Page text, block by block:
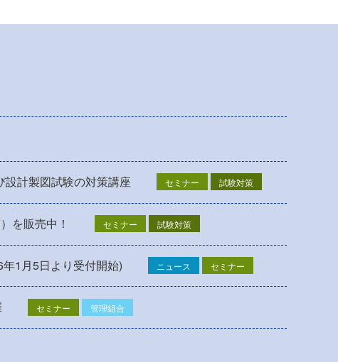
設計製図試験の対策講座 セミナー 試験対策
を販売中！ セミナー 試験対策
1月5日より受付開始) ニュース セミナー
セミナー 管理組合